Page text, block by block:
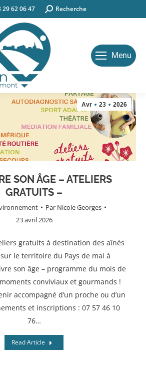
29 62 06 47 Search:Recherche
Menu
SON ÂGE – ATELIERS
GRATUITS –
Par Nicole Georges
23 avril 2026
Avr 23 2026
gratuits à destination des aînés
le territoire du Pays de mai à
son âge – programme du mois de
conviviaux et gourmands !
accompagné d’un proche ou d’un
et inscriptions : 07 57 46 10
76…
Read Article